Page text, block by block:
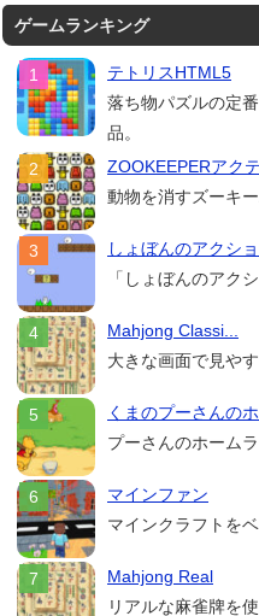
ゲームランキング
テトリスHTML5
落ち物パズルの定
品。
ZOOKEEPERアク
動物を消すズーキ
しょぼんのアクシ
「しょぼんのアク
Mahjong Classi...
大きな画面で見や
くまのプーさんの
プーさんのホーム
マインファン
マインクラフトを
Mahjong Real
リアルな麻雀牌を